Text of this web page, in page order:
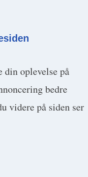
oplevelse på
bedre
videre på siden ser